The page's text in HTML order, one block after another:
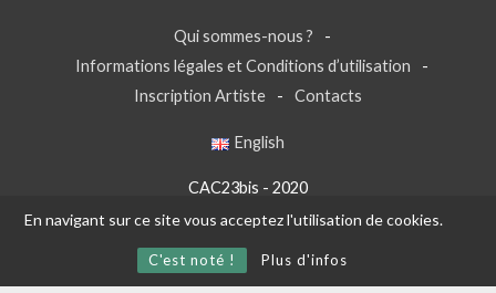
En navigant sur ce site vous acceptez l'utilisation de cookies.
C'est noté ! Plus d'infos
Qui sommes-nous ?
Informations légales et Conditions d’utilisation
Inscription Artiste
Contacts
English
CAC23bis - 2020